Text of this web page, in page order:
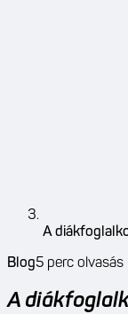
A
Blog5 perc olvasás
A